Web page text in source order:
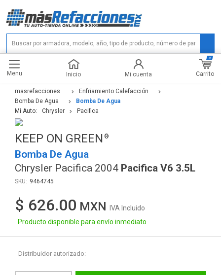
Menu Inicio Mi cuenta Carrito
0
masrefacciones
Enfriamiento Calefacción
Bomba De Agua
Bomba De Agua
Mi Auto:
Chrysler Pacifica
KEEP ON GREEN
Bomba De Agua
Chrysler Pacifica 2004 Pacifica V6 3.5L
9464745
$ 626.00
IVA Incluido
Producto disponible para envío inmediato
Distribuidor autorizado: